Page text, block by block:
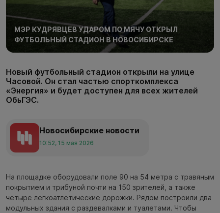
МЭР КУДРЯВЦЕВ УДАРОМ ПО МЯЧУ ОТКРЫЛ
ФУТБОЛЬНЫЙ СТАДИОН В НОВОСИБИРСКЕ
Новый футбольный стадион открыли на улице
Часовой. Он стал частью спорткомплекса
«Энергия» и будет доступен для всех жителей
ОбьГЭС.
Новосибирские новости
10:52, 15 мая 2026
На площадке оборудовали поле 90 на 54 метра с травяным
покрытием и трибуной почти на 150 зрителей, а также
четыре легкоатлетические дорожки. Рядом построили два
модульных здания с раздевалками и туалетами. Чтобы